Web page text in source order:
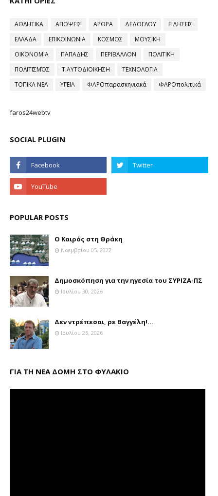
ΑΘΛΗΤΙΚΑ ΑΠΟΨΕΙΣ ΑΡΘΡΑ ΔΕΔΟΓΛΟΥ
ΕΙΔΗΣΕΙΣ
ΕΛΛΑΔΑ
ΕΠΙΚΟΙΝΩΝΙΑ ΚΟΣΜΟΣ
ΜΟΥΣΙΚΗ
ΟΙΚΟΝΟΜΙΑ
ΠΑΠΑΔΗΣ ΠΕΡΙΒΑΛΛΟΝ
ΠΟΛΙΤΙΚΗ
ΠΟΛΙΤΙΣΜΌΣ
Τ.ΑΥΤΟΔΙΟΙΚΗΣΗ
ΤΕΧΝΟΛΟΓΙΑ
ΤΟΠΙΚΑ ΝΕΑ
ΥΓΕΙΑ ΦΑΡΟπαρασκηνιακά ΦΑΡΟπολιτικά
faros24webtv
SOCIAL PLUGIN
POPULAR POSTS
Ο Καιρός στη Θράκη
Νοεμβρίου 05, 2022
Δημοσκόπηση για την ηγεσία του ΣΥΡΙΖΑ-ΠΣ
Ιουλίου 30, 2026
Δεν ντρέπεσαι, ρε Βαγγέλη!...
Ιουλίου 25, 2026
ΓΙΑ ΤΗ ΝΕΑ ΔΟΜΗ ΣΤΟ ΦΥΛΑΚΙΟ